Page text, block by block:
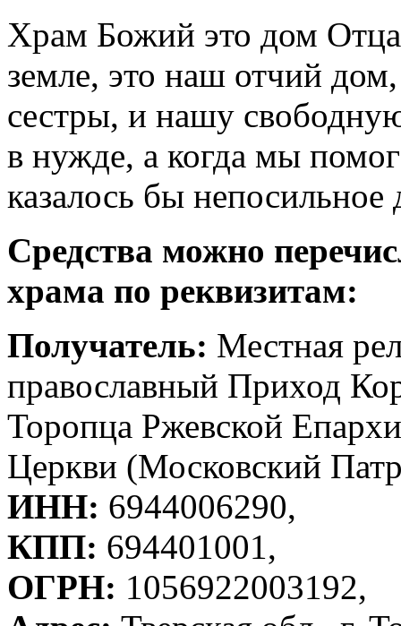
Храм Божий это дом Отца
земле, это наш отчий
сестры, и нашу
в нужде, а когда мы
казалось бы
Средства можно
храма по реквизитам:
Получатель: Местная
православный Приход
Торопца Ржевской
Церкви (Московский
ИНН: 6944006290,
КПП: 694401001,
ОГРН: 1056922003192,